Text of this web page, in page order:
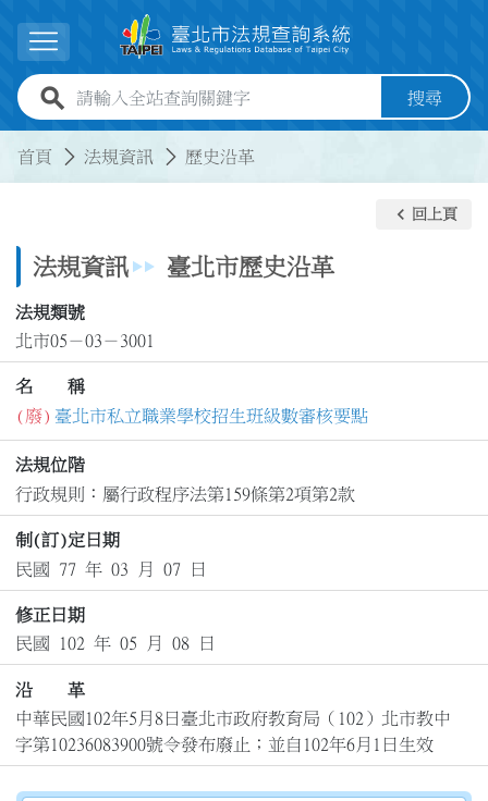
展開選單
全站查詢關鍵字欄位 搜尋
首頁 法規資訊 歷史沿革
法規資訊 臺北市歷史沿革
keyboard_arrow_left 回上頁
法規類號
北市05－03－3001
名 稱
(廢) 臺北市私立職業學校招生班級數審核要點
法規位階
行政規則：屬行政程序法第159條第2項第2款
制(訂)定日期
民國 77 年 03 月 07 日
修正日期
民國 102 年 05 月 08 日
沿 革
中華民國102年5月8日臺北市政府教育局（102）北市教中
字第10236083900號令發布廢止；並自102年6月1日生效